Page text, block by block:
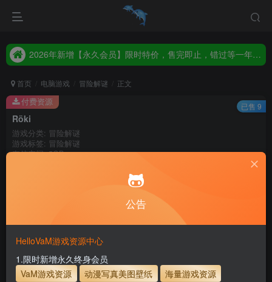
2026年新增【永久会员】限时特价，售完即止，错过等一年！！！
2026年新增【永久会员】限时特价，售完即止，错过等一年！！！
首页 电脑游戏 冒险解谜 正文
Röki
游戏分类: 冒险解谜
游戏标签: 冒险解谜
存储空间: 5GB
100
登录购买
主流网盘——高速下载
支付页面打不开或支付后不跳转请联系QQ：3317425885
付费资源 已售 9
公告
HelloVaM游戏资源中心
1.限时新增永久终身会员
VaM游戏资源
动漫写真美图壁纸
海量游戏资源